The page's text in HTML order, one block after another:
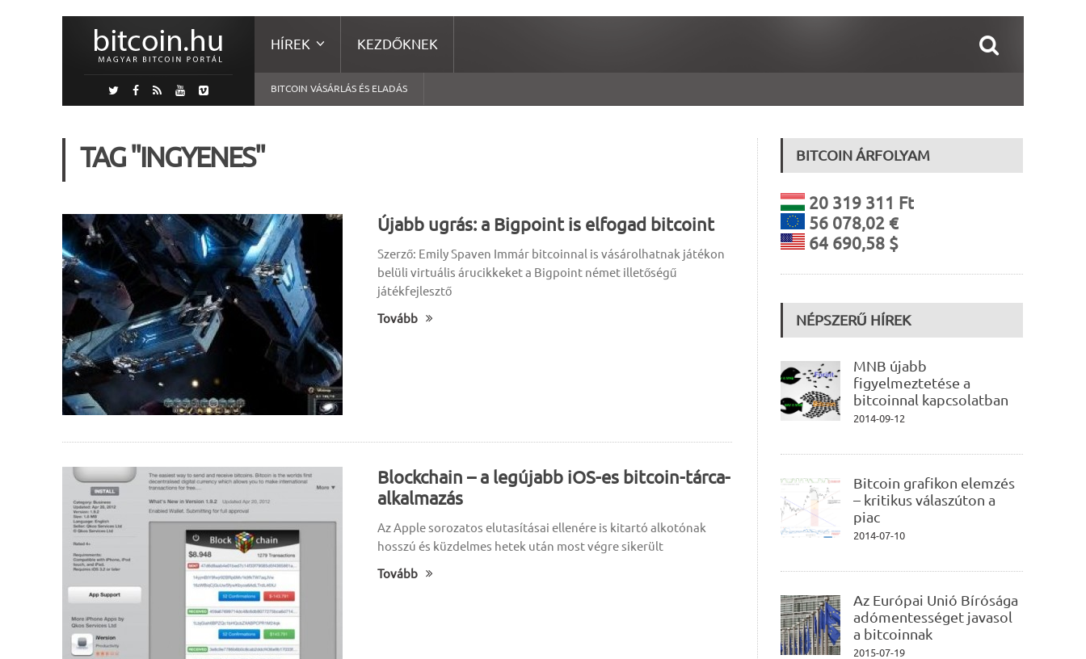
HÍREK KEZDŐKNEK
BITCOIN VÁSÁRLÁS ÉS ELADÁS
TAG "INGYENES"
Újabb ugrás: a Bigpoint is elfogad bitcoint
Szerző: Emily Spaven Immár bitcoinnal is vásárolhatnak játékon
belüli virtuális árucikkeket a Bigpoint német illetőségű
játékfejlesztő
Tovább
Blockchain – a legújabb iOS-es bitcoin-tárca-
alkalmazás
Az Apple sorozatos elutasításai ellenére is kitartó alkotónak
hosszú és küzdelmes hetek után most végre sikerült
Tovább
BITCOIN ÁRFOLYAM
20 319 311 Ft
56 078,02 €
64 690,58 $
NÉPSZERŰ HÍREK
MNB újabb
figyelmeztetése a
bitcoinnal kapcsolatban
2014-09-12
Bitcoin grafikon elemzés
– kritikus válaszúton a
piac
2014-07-10
Az Európai Unió Bírósága
adómentességet javasol
a bitcoinnak
2015-07-19